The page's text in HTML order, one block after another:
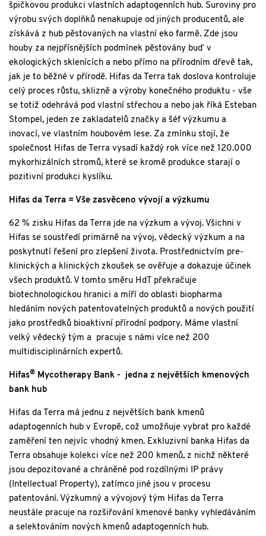
špičkovou produkci vlastních adaptogenních hub. Suroviny pro
výrobu svých doplňků nenakupuje od jiných producentů, ale
získává z hub pěstovaných na vlastní eko farmě. Zde jsou
houby za nejpřísnějších podmínek pěstovány buď v
ekologických sklenících a nebo přímo na přírodním dřevě tak,
jak je to běžné v přírodě. Hifas da Terra tak doslova kontroluje
celý proces růstu, sklizně a výroby konečného produktu - vše
se totiž odehrává pod vlastní střechou a nebo jak říká Esteban
Stompel, jeden ze zakladatelů značky a šéf výzkumu a
inovací, ve vlastním houbovém lese. Za zmínku stojí, že
společnost Hifas de Terra vysadí každý rok více než 120.000
mykorhizálních stromů, které se kromě produkce starají o
pozitivní produkci kyslíku.
Hifas da Terra = Vše zasvěceno vývojí a výzkumu
62 % zisku Hifas da Terra jde na výzkum a vývoj. Všichni v
Hifas se soustředí primárně na vývoj, vědecký výzkum a na
poskytnutí řešení pro zlepšení života. Prostřednictvím pre-
klinických a klinických zkoušek se ověřuje a dokazuje účinek
všech produktů. V tomto směru HdT překračuje
biotechnologickou hranici a míří do oblasti biopharma
hledáním nových patentovatelných produktů a nových použití
jako prostředků bioaktivní přírodní podpory. Máme vlastní
velký vědecký tým a pracuje s námi více než 200
multidisciplinárních expertů.
Hifas®
Mycotherapy Bank - jedna z největších kmenových
bank hub
Hifas da Terra má jednu z největších bank kmenů
adaptogenních hub v Evropě, což umožňuje vybrat pro každé
zaměření ten nejvíc vhodný kmen. Exkluzivní banka Hifas da
Terra obsahuje kolekci více než 200 kmenů, z nichž některé
jsou depozitované a chráněné pod rozdílnými IP právy
(Intellectual Property), zatímco jiné jsou v procesu
patentování. Výzkumný a vývojový tým Hifas da Terra
neustále pracuje na rozšiřování kmenové banky vyhledáváním
a selektováním nových kmenů adaptogenních hub.